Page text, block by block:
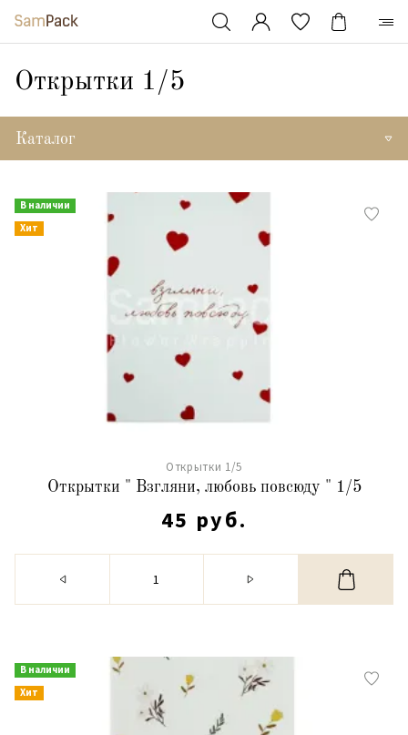
Открытки 1/5
Каталог
В наличии
Хит
Открытки 1/5
Открытки " Взгляни, любовь повсюду " 1/5
45 руб.
В наличии
Хит